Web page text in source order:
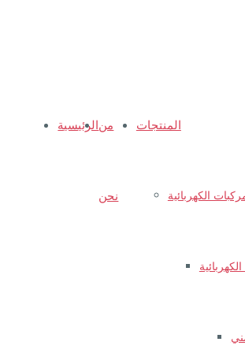
الرئيسيةمن
نحن
المنتجات
الكهربائية